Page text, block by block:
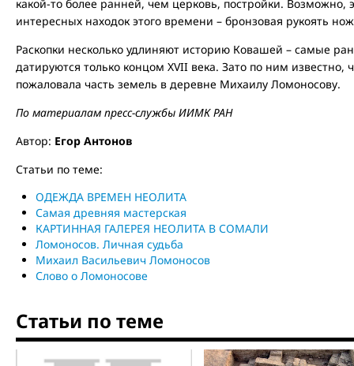
какой-то более ранней, чем церковь, постройки. Возможно,
интересных находок этого времени – бронзовая рукоять
Раскопки несколько удлиняют историю Ковашей – самые
датируются только концом XVII века. Зато по ним известно,
пожаловала часть земель в деревне Михаилу Ломоносову.
По материалам пресс-службы ИИМК РАН
Автор: Егор Антонов
Статьи по теме:
ОДЕЖДА ВРЕМЕН НЕОЛИТА
Самая древняя мастерская
КАРТИННАЯ ГАЛЕРЕЯ НЕОЛИТА В СОМАЛИ
Ломоносов. Личная судьба
Михаил Васильевич Ломоносов
Слово о Ломоносове
Статьи по теме